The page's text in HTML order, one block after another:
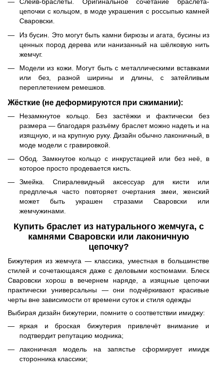
цепочки с кольцом, в моде украшения с россыпью камней
Сваровски.
Из бусин. Это могут быть камни бирюзы и агата, бусины из
ценных пород дерева или нанизанный на шёлковую нить
жемчуг.
Модели из кожи. Могут быть с металлическими вставками
или без, разной ширины и длины, с затейливым
переплетением ремешков.
Жёсткие (не деформируются при сжимании):
Незамкнутое кольцо. Без застёжки и фактически без
размера — благодаря разъёму браслет можно надеть и на
изящную, и на крупную руку. Дизайн обычно лаконичный, в
моде модели с гравировкой.
Обод. Замкнутое кольцо с инкрустацией или без неё, в
которое просто продевается кисть.
Змейка. Спиралевидный аксессуар для кисти или
предплечья часто повторяет очертания змеи, женский
может быть украшен стразами Сваровски или
жемчужинами.
Купить браслет из натурального жемчуга, с
камнями Сваровски или лаконичную
цепочку?
Бижутерия из жемчуга — классика, уместная в большинстве
стилей и сочетающаяся даже с деловыми костюмами. Блеск
Сваровски хорош в вечернем наряде, а изящные цепочки
практически универсальны — они подчёркивают красивые
черты вне зависимости от времени суток и стиля одежды
Выбирая дизайн бижутерии, помните о соответствии имиджу:
яркая и броская бижутерия привлечёт внимание и
подтвердит репутацию модника;
лаконичная модель на запястье сформирует имидж
сторонника классики;